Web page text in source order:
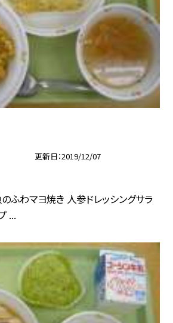
更新日 2019/12/07
ふわマヨ焼き 人参ドレッシングサラ
...